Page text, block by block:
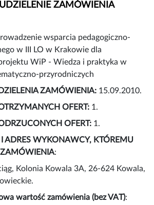
ZAMÓWIENIA
wsparcia pedagogiczno-
w III LO w Krakowie dla
WiP - Wiedza i praktyka w
przyrodniczych
ZAMÓWIENIA: 15.09.2010.
OFERT: 1.
OFERT: 1.
ADRES WYKONAWCY, KTÓREMU
:
Kolonia Kowala 3A, 26-624 Kowala,
wartość zamówienia (bez VAT):